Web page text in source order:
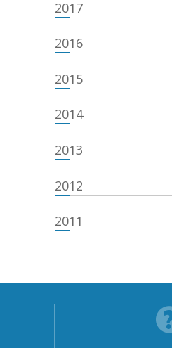
2017
2016
2015
2014
2013
2012
2011